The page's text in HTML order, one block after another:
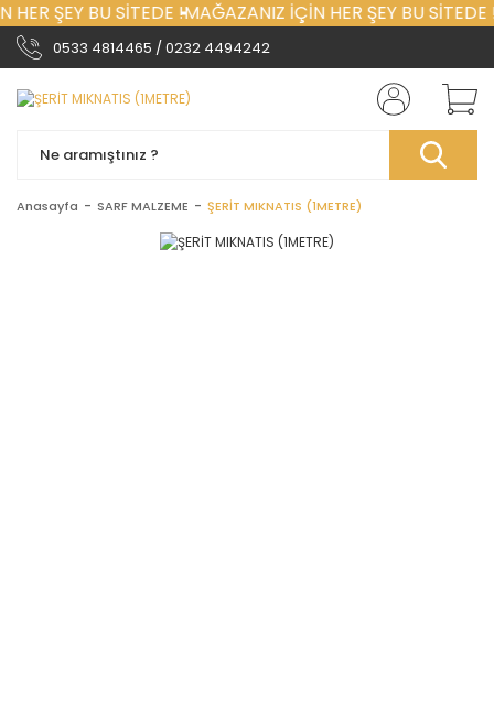
ŞEY BU SİTEDE !MAĞAZANIZ İÇİN HER ŞEY BU SİTEDE !
0533 4814465 / 0232 4494242
Anasayfa SARF MALZEME ŞERİT MIKNATIS (1METRE)